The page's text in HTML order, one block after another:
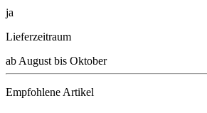
ja
Lieferzeitraum
ab August bis Oktober
Empfohlene Artikel